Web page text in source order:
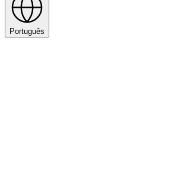
Português